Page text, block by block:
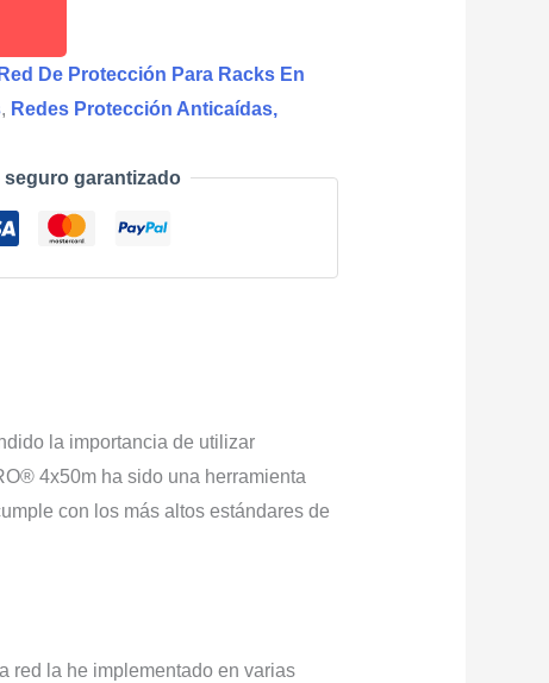
Red De Protección Para Racks En
, Redes Protección Anticaídas,
seguro garantizado
la importancia de utilizar
4x50m ha sido una herramienta
con los más altos estándares de
red la he implementado en varias